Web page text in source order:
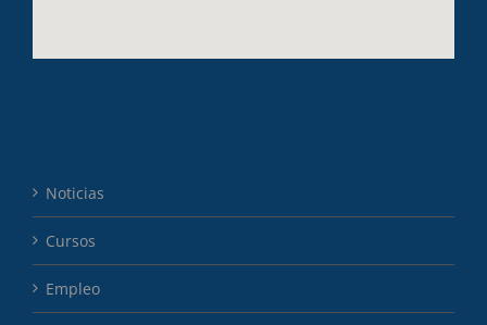
Noticias
Cursos
Empleo